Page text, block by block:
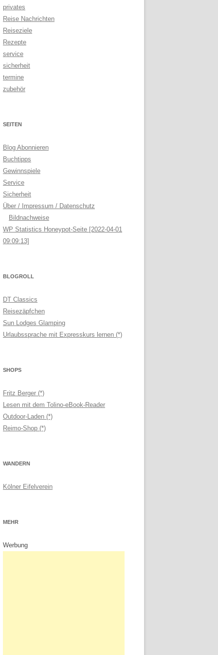
privates
Reise Nachrichten
Reiseziele
Rezepte
service
sicherheit
termine
zubehör
SEITEN
Blog Abonnieren
Buchtipps
Gewinnspiele
Service
Sicherheit
Über / Impressum / Datenschutz
Bildnachweise
WP Statistics Honeypot-Seite [2022-04-01
09:09:13]
BLOGROLL
DT Classics
Reisezäpfchen
Sun Lodges Glamping
Urlaubssprache mit Expresskurs lernen (*)
SHOPS
Fritz Berger (*)
Lesen mit dem Tolino-eBook-Reader
Outdoor-Laden (*)
Reimo-Shop (*)
WANDERN
Kölner Eifelverein
MEHR
Werbung